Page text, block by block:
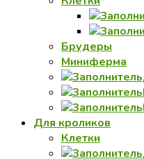
Брудеры
Миниферма
Для кроликов
Клетки